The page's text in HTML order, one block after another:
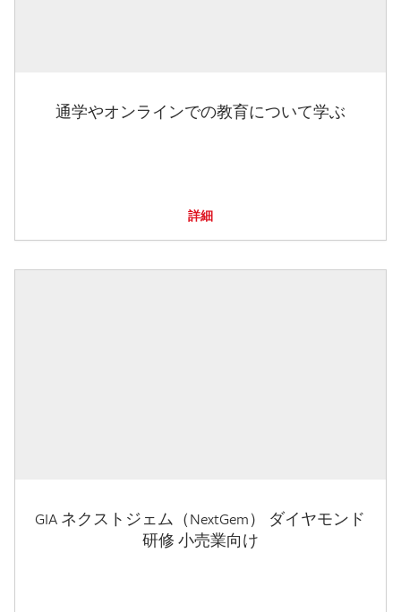
通学やオンラインでの教育について学ぶ
詳細
GIA ネクストジェム（NextGem） ダイヤモンド
研修 小売業向け